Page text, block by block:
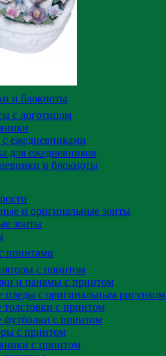
и блокноты
с логотипом
ежедневниками
для ежедневников
и оригинальные зонты
зонты
принтами
с принтом
и панамы с принтом
пледы с оригинальным рисунком
толстовки с принтом
футболки с принтом
с принтом
с принтом